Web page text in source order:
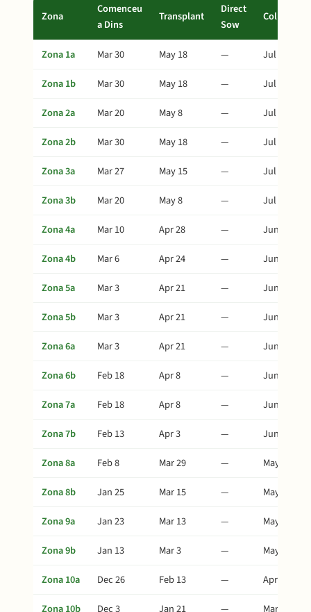
Zona
Comenceu
a Dins
Transplant
Direct
Sow
Collita
Zona 1a Mar 30 May 18 —
Jul 17
Zona 1b
Mar 30 May 18 —
Jul 17
Zona 2a
Mar 20 May 8 —
Jul 7
Zona 2b
Mar 30 May 18 —
Jul 17
Zona 3a
Mar 27 May 15 —
Jul 14
Zona 3b
Mar 20 May 8 —
Jul 7
Zona 4a
Mar 10 Apr 28 —
Jun 27
Zona 4b
Mar 6 Apr 24 —
Jun 23
Zona 5a
Mar 3 Apr 21 —
Jun 20
Zona 5b
Mar 3 Apr 21 —
Jun 20
Zona 6a
Mar 3 Apr 21 —
Jun 20
Zona 6b
Feb 18 Apr 8 —
Jun 7
Zona 7a
Feb 18 Apr 8 —
Jun 7
Zona 7b
Feb 13 Apr 3 —
Jun 2
Zona 8a
Feb 8 Mar 29 —
May 28
Zona 8b
Jan 25 Mar 15 —
May 14
Zona 9a
Jan 23 Mar 13 —
May 12
Zona 9b
Jan 13 Mar 3 —
May 2
Zona 10a
Dec 26 Feb 13 —
Apr 14
Zona 10b
Dec 3 Jan 21 — Mar 22